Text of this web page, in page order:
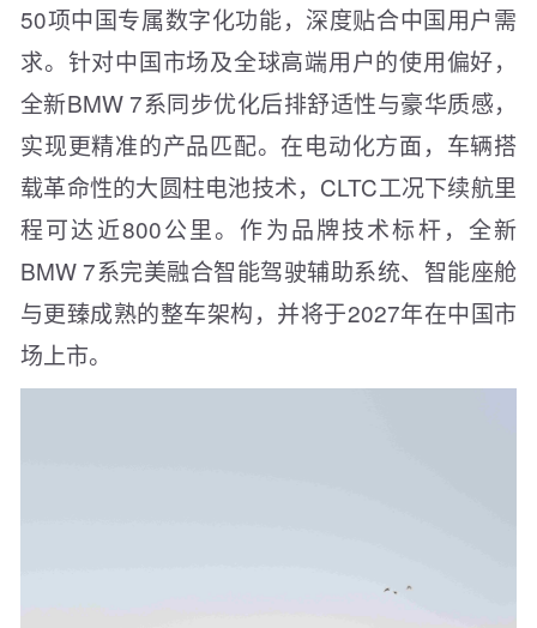
50项中国专属数字化功能，深度贴合中国用户需
求。针对中国市场及全球高端用户的使用偏好，
全新BMW 7系同步优化后排舒适性与豪华质感，
实现更精准的产品匹配。在电动化方面，车辆搭
载革命性的大圆柱电池技术，CLTC工况下续航里
程可达近800公里。作为品牌技术标杆，全新
BMW 7系完美融合智能驾驶辅助系统、智能座舱
与更臻成熟的整车架构，并将于2027年在中国市
场上市。